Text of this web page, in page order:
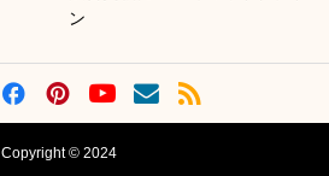
ン
Copyright © 2024